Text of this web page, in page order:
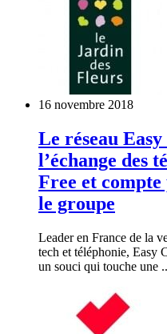
16 novembre 2018
Le réseau
l’échange des
Free et
le groupe
Leader en France de la
tech et téléphonie, Easy
un souci qui touche une